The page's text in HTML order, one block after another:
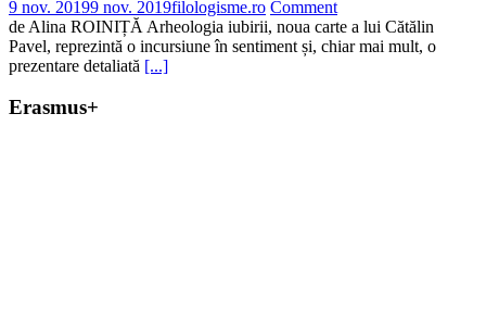
9 nov. 20199 nov. 2019filologisme.ro Comment
de Alina ROINIȚĂ Arheologia iubirii, noua carte a lui Cătălin
Pavel, reprezintă o incursiune în sentiment și, chiar mai mult, o
prezentare detaliată [...]
Erasmus+